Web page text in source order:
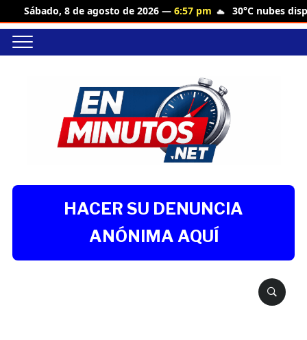
Sábado, 8 de agosto de 2026 — 6:57 pm 30°C nubes
HACER SU DENUNCIA
ANÓNIMA AQUÍ
Buscar